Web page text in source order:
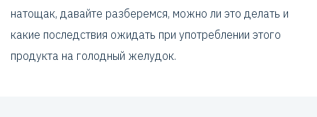
натощак, давайте разберемся, можно ли это делать и
какие последствия ожидать при употреблении этого
продукта на голодный желудок.